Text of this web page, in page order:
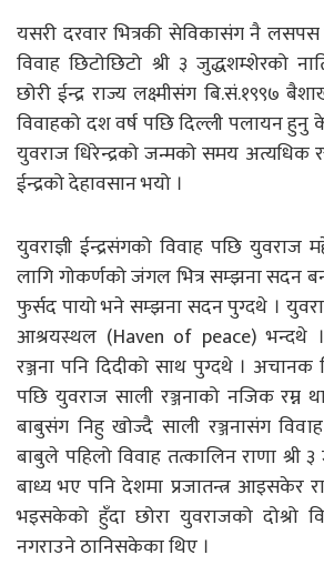
यसरी दरवार भित्रकी सेविकासंग नै
विवाह छिटोछिटो श्री ३ जुद्धशम्शेरको
छोरी ईन्द्र राज्य लक्ष्मीसंग बि.सं.१९९७
विवाहको दश वर्ष पछि दिल्ली पलायन हुनु
युवराज धिरेन्द्रको जन्मको समय अत्यधिक
ईन्द्रको देहावसान भयो ।
युवराज्ञी ईन्द्रसंगको विवाह पछि युवराज
लागि गोकर्णको जंगल भित्र सम्झना सदन
फुर्सद पायो भने सम्झना सदन पुग्दथे ।
आश्रयस्थल (Haven of peace) भन्दथे
रञ्जना पनि दिदीको साथ पुग्दथे । अचानक
पछि युवराज साली रञ्जनाको नजिक रम्न
बाबुसंग निहु खोज्दै साली रञ्जनासंग
बाबुले पहिलो विवाह तत्कालिन राणा श्री
बाध्य भए पनि देशमा प्रजातन्त्र आइसकेर
भइसकेको हुँदा छोरा युवराजको दोश्रो
नगराउने ठानिसकेका थिए ।